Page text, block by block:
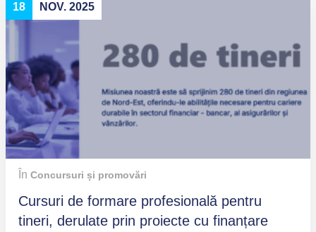
18 NOV. 2025
În Concursuri și promovări
Cursuri de formare profesională pentru
tineri, derulate prin proiecte cu finanțare